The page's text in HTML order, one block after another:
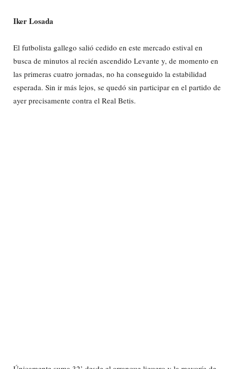
Iker Losada
El futbolista gallego salió cedido en este mercado estival en
busca de minutos al recién ascendido Levante y, de momento en
las primeras cuatro jornadas, no ha conseguido la estabilidad
esperada. Sin ir más lejos, se quedó sin participar en el partido de
ayer precisamente contra el Real Betis.